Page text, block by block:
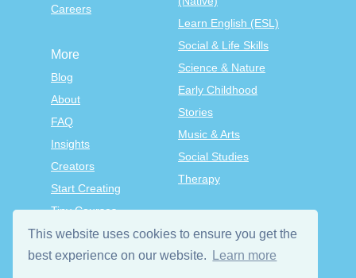
This website uses cookies to ensure you get the
best experience on our website.
Learn more
Careers
Learn English (ESL)
Social & Life Skills
Science & Nature
Early Childhood
Stories
Music & Arts
Social Studies
Therapy
More
Blog
About
FAQ
Insights
Creators
Start Creating
Tiny Courses
TinyTap Premium
Terms & Conditions